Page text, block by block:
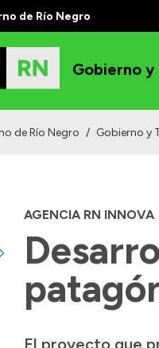
de Río Negro
Gobierno
de Río Negro / Gobierno y
AGENCIA RN INNOVA
El proyecto que